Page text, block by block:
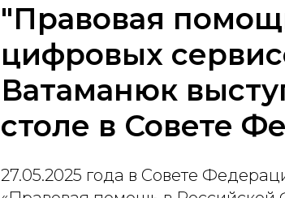
"Правовая
цифровых
Ватаманюк
столе в Совете
27.05.2025 года в Совете